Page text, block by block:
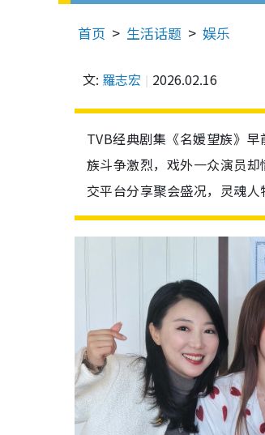
首页 生活话题 娱乐
文: 羅志宏 2026.02.16
TVB经典剧集《名媛望族》
族斗争激烈，戏外一众演员
交平台分享聚会盛况，灵魂